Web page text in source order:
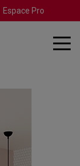
Espace Pro